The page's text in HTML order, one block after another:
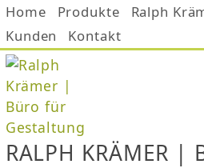
Jump to navigation
Home Produkte Ralph
Kunden
Kontakt
RALPH KRÄMER |